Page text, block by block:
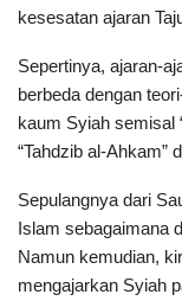
kesesatan ajaran
Sepertinya, ajaran-
berbeda dengan
kaum Syiah semisal
“Tahdzib al-Ahkam”
Sepulangnya dari
Islam sebagaimana
Namun kemudian,
mengajarkan Syiah